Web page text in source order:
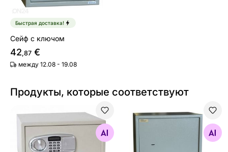
Быстрая доставка!
Сейф с ключом
42,87 €
между 12.08 - 19.08
Продукты, которые соответствуют
Электронный сейф
Найдите похожие
Сейф с ключом